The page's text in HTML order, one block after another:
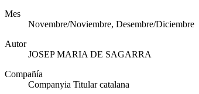
Mes
Novembre/Noviembre, Desembre/Diciembre
Autor
JOSEP MARIA DE SAGARRA
Compañía
Companyia Titular catalana